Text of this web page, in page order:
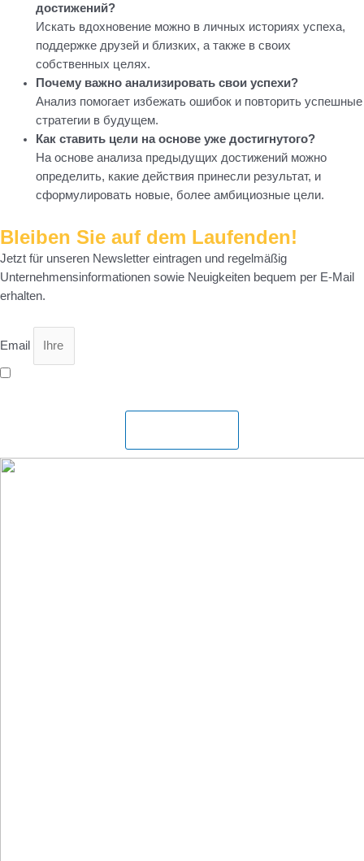
достижений?
Искать вдохновение можно в личных историях успеха,
поддержке друзей и близких, а также в своих
собственных целях.
Почему важно анализировать свои успехи?
Анализ помогает избежать ошибок и повторить успешные
стратегии в будущем.
Как ставить цели на основе уже достигнутого?
На основе анализа предыдущих достижений можно
определить, какие действия принесли результат, и
сформулировать новые, более амбициозные цели.
Bleiben Sie auf dem Laufenden!
Jetzt für unseren Newsletter eintragen und regelmäßig
Unternehmensinformationen sowie Neuigkeiten bequem per E-Mail
erhalten.
Email